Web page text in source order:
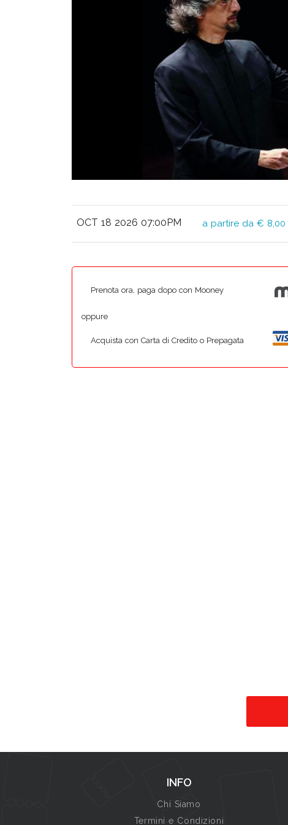
OCT 18 2026 07:00PM a partire da € 8,00
Prenota ora, paga dopo con Mooney
oppure
Acquista con Carta di Credito o Prepagata
INFO
Chi Siamo
Termini e Condizioni